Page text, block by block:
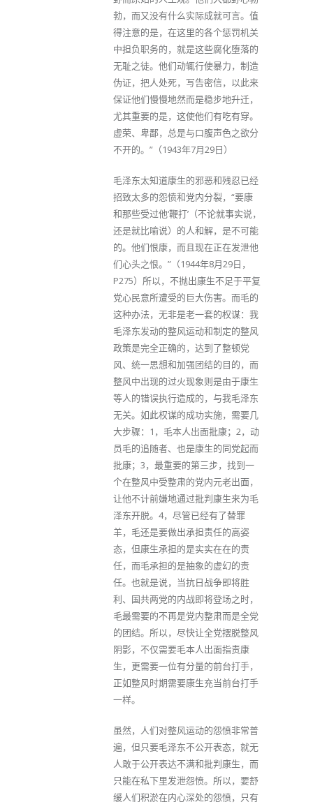
勃，而又没有什么实际成就可言。值
得注意的是，在这里的各个惩罚机关
中担负职务的，就是这些腐化堕落的
无耻之徒。他们动辄行使暴力，制造
伪证，把人处死，写告密信，以此来
保证他们慢慢地然而是稳步地升迁，
尤其重要的是，这使他们有吃有穿。
虚荣、卑鄙，总是与口腹声色之欲分
不开的。”（1943年7月29日）
毛泽东太知道康生的邪恶和残忍已经
招致太多的怨愤和党内分裂，“要康
和那些受过他‘鞭打’（不论就事实说，
还是就比喻说）的人和解，是不可能
的。他们恨康，而且现在正在发泄他
们心头之恨。”（1944年8月29日，
P275）所以，不抛出康生不足于平复
党心民意所遭受的巨大伤害。而毛的
这种办法，无非是老一套的权谋：我
毛泽东发动的整风运动和制定的整风
政策是完全正确的，达到了整顿党
风、统一思想和加强团结的目的，而
整风中出现的过火现象则是由于康生
等人的错误执行造成的，与我毛泽东
无关。如此权谋的成功实施，需要几
大步骤：1，毛本人出面批康；2，动
员毛的追随者、也是康生的同党起而
批康；3，最重要的第三步，找到一
个在整风中受整肃的党内元老出面，
让他不计前嫌地通过批判康生来为毛
泽东开脱。4，尽管已经有了替罪
羊，毛还是要做出承担责任的高姿
态，但康生承担的是实实在在的责
任，而毛承担的是抽象的虚幻的责
任。也就是说，当抗日战争即将胜
利、国共两党的内战即将登场之时，
毛最需要的不再是党内整肃而是全党
的团结。所以，尽快让全党摆脱整风
阴影，不仅需要毛本人出面指责康
生，更需要一位有分量的前台打手，
正如整风时期需要康生充当前台打手
一样。
虽然，人们对整风运动的怨愤非常普
遍，但只要毛泽东不公开表态，就无
人敢于公开表达不满和批判康生，而
只能在私下里发泄怨愤。所以，要舒
缓人们积淤在内心深处的怨愤，只有